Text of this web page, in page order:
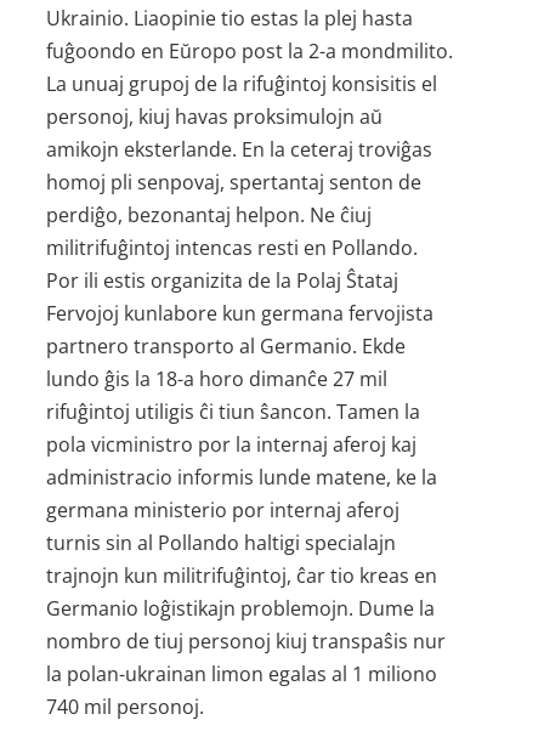
Ukrainio. Liaopinie tio estas la plej hasta
fuĝoondo en Eŭropo post la 2-a mondmilito.
La unuaj grupoj de la rifuĝintoj konsisitis el
personoj, kiuj havas proksimulojn aŭ
amikojn eksterlande. En la ceteraj troviĝas
homoj pli senpovaj, spertantaj senton de
perdiĝo, bezonantaj helpon. Ne ĉiuj
militrifuĝintoj intencas resti en Pollando.
Por ili estis organizita de la Polaj Ŝtataj
Fervojoj kunlabore kun germana fervojista
partnero transporto al Germanio. Ekde
lundo ĝis la 18-a horo dimanĉe 27 mil
rifuĝintoj utiligis ĉi tiun ŝancon. Tamen la
pola vicministro por la internaj aferoj kaj
administracio informis lunde matene, ke la
germana ministerio por internaj aferoj
turnis sin al Pollando haltigi specialajn
trajnojn kun militrifuĝintoj, ĉar tio kreas en
Germanio loĝistikajn problemojn. Dume la
nombro de tiuj personoj kiuj transpaŝis nur
la polan-ukrainan limon egalas al 1 miliono
740 mil personoj.